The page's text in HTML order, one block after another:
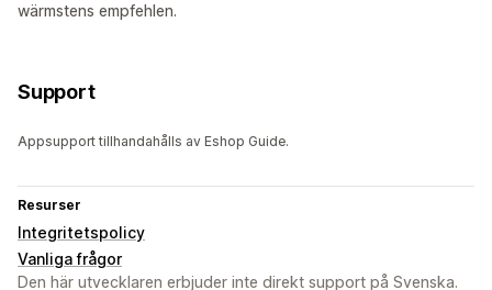
wärmstens empfehlen.
Support
Appsupport tillhandahålls av Eshop Guide.
Resurser
Integritetspolicy
Vanliga frågor
Den här utvecklaren erbjuder inte direkt support på Svenska.